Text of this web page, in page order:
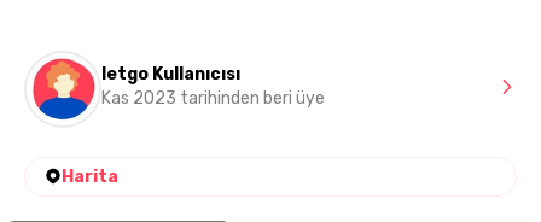
letgo Kullanıcısı
Kas 2023 tarihinden beri üye
Harita